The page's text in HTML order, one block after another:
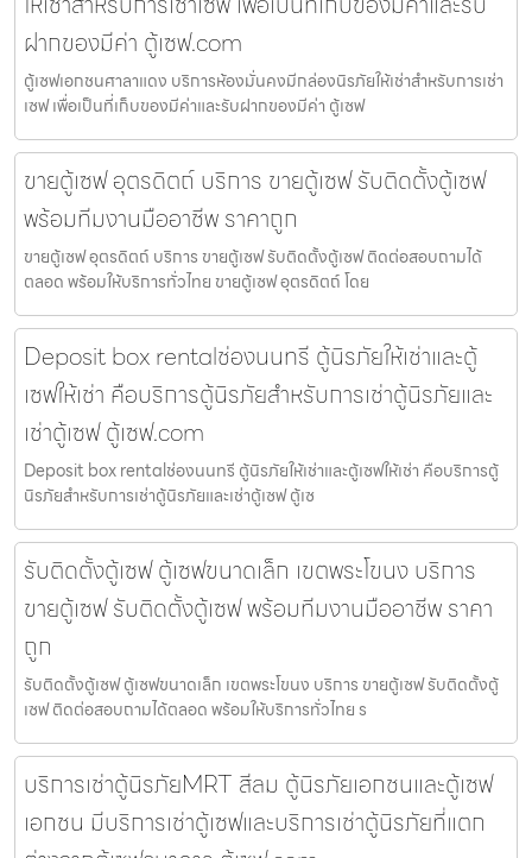
ฝากของมีค่า ตู้เซฟ.com
ตู้เซฟเอกชนศาลาแดง บริการห้องมั่นคงมีกล่องนิรภัยให้เช่าสำหรับการเช่า
เซฟ เพื่อเป็นที่เก็บของมีค่าและรับฝากของมีค่า ตู้เซฟ
ขายตู้เซฟ อุตรดิตถ์ บริการ ขายตู้เซฟ รับติดตั้งตู้เซฟ
พร้อมทีมงานมืออาชีพ ราคาถูก
ขายตู้เซฟ อุตรดิตถ์ บริการ ขายตู้เซฟ รับติดตั้งตู้เซฟ ติดต่อสอบถามได้
ตลอด พร้อมให้บริการทั่วไทย ขายตู้เซฟ อุตรดิตถ์ โดย
Deposit box rentalช่องนนทรี ตู้นิรภัยให้เช่าและตู้
เซฟให้เช่า คือบริการตู้นิรภัยสำหรับการเช่าตู้นิรภัยและ
เช่าตู้เซฟ ตู้เซฟ.com
Deposit box rentalช่องนนทรี ตู้นิรภัยให้เช่าและตู้เซฟให้เช่า คือบริการตู้
นิรภัยสำหรับการเช่าตู้นิรภัยและเช่าตู้เซฟ ตู้เซ
รับติดตั้งตู้เซฟ ตู้เซฟขนาดเล็ก เขตพระโขนง บริการ
ขายตู้เซฟ รับติดตั้งตู้เซฟ พร้อมทีมงานมืออาชีพ ราคา
ถูก
รับติดตั้งตู้เซฟ ตู้เซฟขนาดเล็ก เขตพระโขนง บริการ ขายตู้เซฟ รับติดตั้งตู้
เซฟ ติดต่อสอบถามได้ตลอด พร้อมให้บริการทั่วไทย ร
บริการเช่าตู้นิรภัยMRT สีลม ตู้นิรภัยเอกชนและตู้เซฟ
เอกชน มีบริการเช่าตู้เซฟและบริการเช่าตู้นิรภัยที่แตก